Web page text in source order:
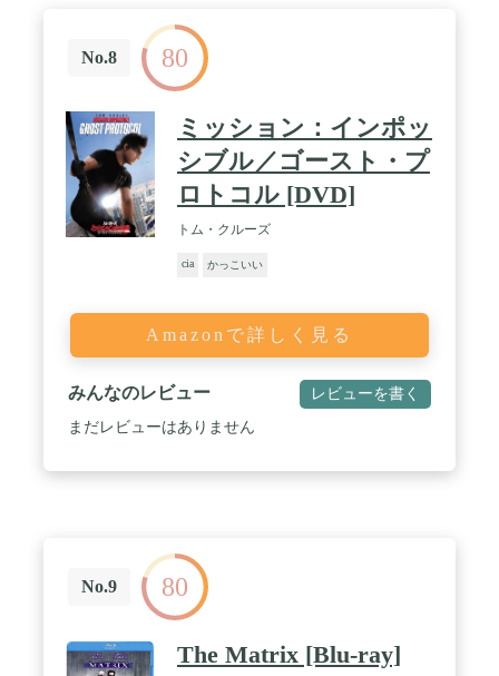
No.8 80
ミッション：インポッ
シブル／ゴースト・プ
ロトコル [DVD]
トム・クルーズ
cia かっこいい
Amazonで詳しく見る
みんなのレビュー レビューを書く
まだレビューはありません
No.9 80
The Matrix [Blu-ray]